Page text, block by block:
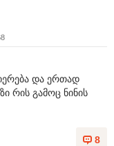
და ერთად
რის გამოც ნინის
8